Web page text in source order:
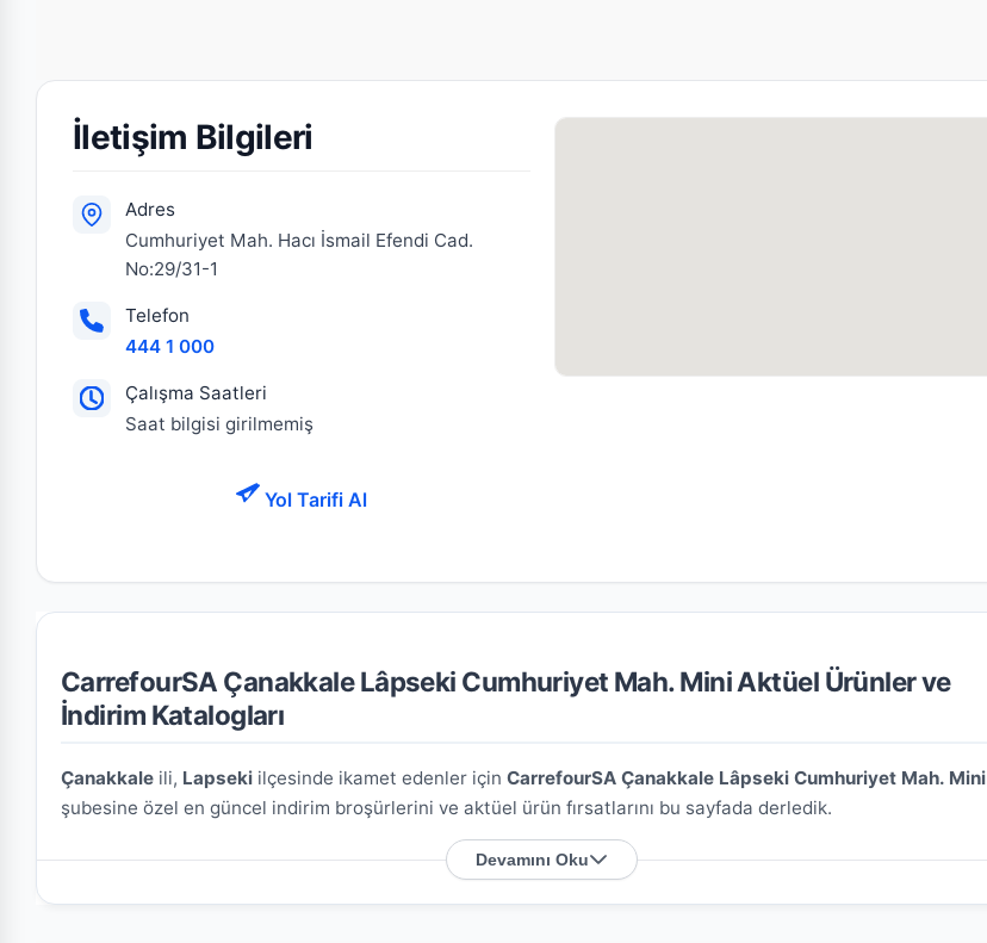
İletişim Bilgileri
Adres
Cumhuriyet Mah. Hacı İsmail Efendi Cad.
No:29/31-1
Telefon
444 1 000
Çalışma Saatleri
Saat bilgisi girilmemiş
Yol Tarifi Al
CarrefourSA Çanakkale Lâpseki Cumhuriyet Mah. Mini Aktüel Ürünler ve
İndirim Katalogları
Çanakkale ili, Lapseki ilçesinde ikamet edenler için CarrefourSA Çanakkale Lâpseki Cumhuriyet Mah. Mini
şubesine özel en güncel indirim broşürlerini ve aktüel ürün fırsatlarını bu sayfada derledik.
CarrefourSA Çanakkale Lâpseki Cumhuriyet Mah. Mini Nerede?
Mağazamızın açık adresi şöyledir:Cumhuriyet Mah. Hacı İsmail Efendi Cad. No:29/31-1. Harita üzerindeki
Devamını Oku